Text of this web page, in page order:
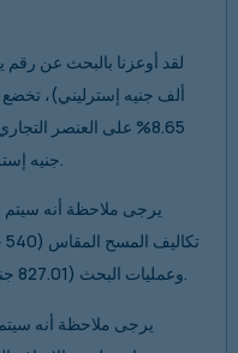
لقد أوعزنا بالبحث عن رقم
ألف جنيه إسترليني)، تخضع
جنيه إسترليني للقدم المربع على العنصر السكني.
يرجى ملاحظة أنه
وعمليات البحث (827.01 جنيهًا إسترلينيًا) المقدمة في غرفة البيانات.